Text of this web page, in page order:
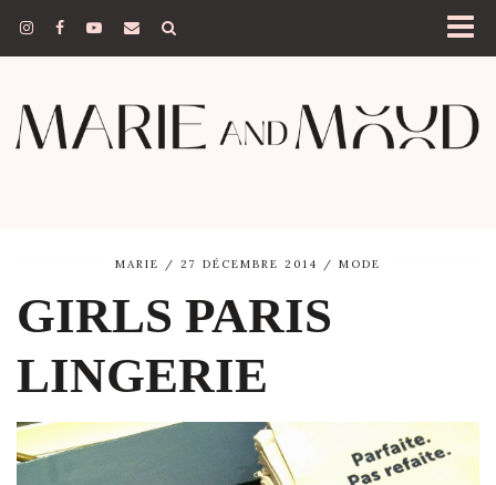
MARIE 27 DÉCEMBRE 2014 MODE
GIRLS PARIS
LINGERIE